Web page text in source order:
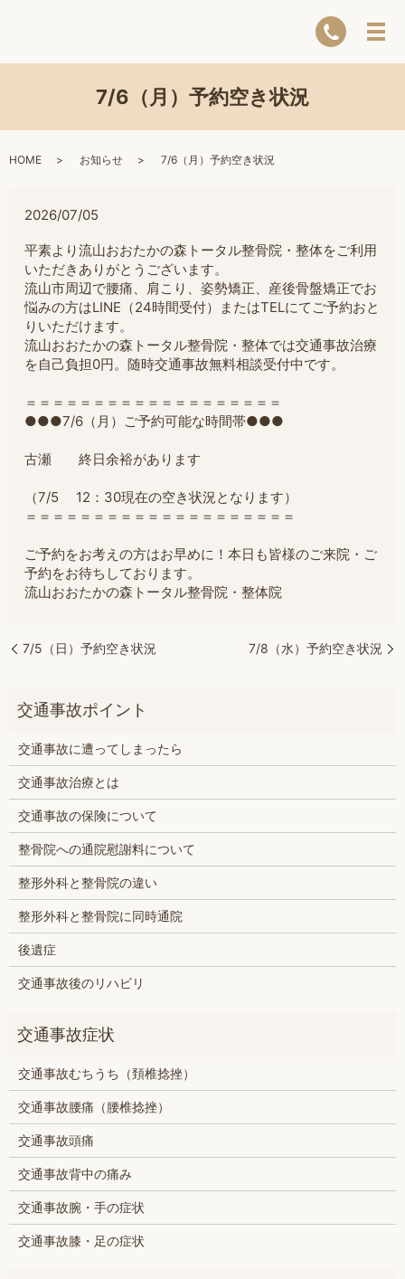
7/6（月）予約空き状況
HOME お知らせ 7/6（月）予約空き状況
2026/07/05
平素より流山おおたかの森トータル整骨院・整体をご利用
いただきありがとうございます。
流山市周辺で腰痛、肩こり、姿勢矯正、産後骨盤矯正でお
悩みの方はLINE（24時間受付）またはTELにてご予約おと
りいただけます。
流山おおたかの森トータル整骨院・整体では交通事故治療
を自己負担0円。随時交通事故無料相談受付中です。
＝＝＝＝＝＝＝＝＝＝＝＝＝＝＝＝＝＝＝
●●●7/6（月）ご予約可能な時間帯●●●
古瀬 終日余裕があります
（7/5 12：30現在の空き状況となります）
＝ ＝＝＝＝＝＝＝＝＝＝＝＝＝＝＝＝＝＝＝
ご予約をお考えの方はお早めに！本日も皆様のご来院・ご
予約をお待ちしております。
流山おおたかの森トータル整骨院・整体院
7/5（日）予約空き状況 7/8（水）予約空き状況
交通事故に遭ってしまったら
交通事故治療とは
交通事故の保険について
整骨院への通院慰謝料について
整形外科と整骨院の違い
整形外科と整骨院に同時通院
後遺症
交通事故後のリハビリ
交通事故むちうち（頚椎捻挫）
交通事故腰痛（腰椎捻挫）
交通事故頭痛
交通事故背中の痛み
交通事故腕・手の症状
交通事故膝・足の症状